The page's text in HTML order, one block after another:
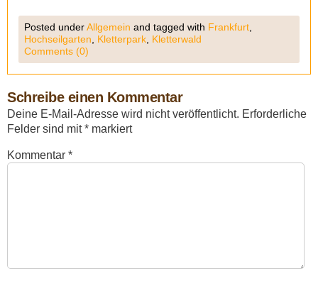
Posted underAllgemein and tagged with Frankfurt,
Hochseilgarten, Kletterpark, Kletterwald
Comments (0)
Schreibe einen Kommentar
Deine E-Mail-Adresse wird nicht veröffentlicht. Erforderliche
Felder sind mit* markiert
Kommentar *